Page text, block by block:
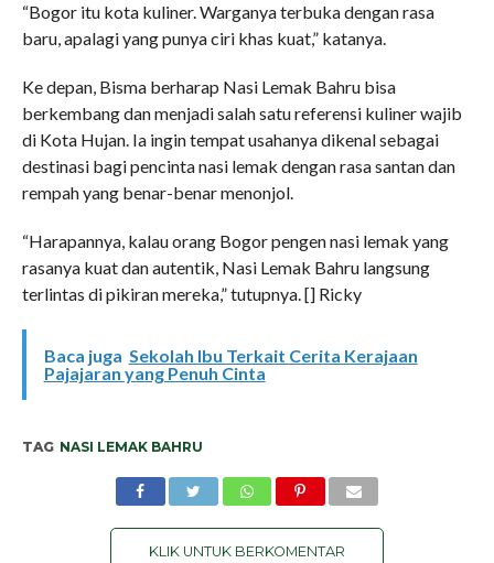
“Bogor itu kota kuliner. Warganya terbuka dengan rasa
baru, apalagi yang punya ciri khas kuat,” katanya.
Ke depan, Bisma berharap Nasi Lemak Bahru bisa
berkembang dan menjadi salah satu referensi kuliner wajib
di Kota Hujan. Ia ingin tempat usahanya dikenal sebagai
destinasi bagi pencinta nasi lemak dengan rasa santan dan
rempah yang benar-benar menonjol.
“Harapannya, kalau orang Bogor pengen nasi lemak yang
rasanya kuat dan autentik, Nasi Lemak Bahru langsung
terlintas di pikiran mereka,” tutupnya. [] Ricky
Baca juga Sekolah Ibu Terkait Cerita Kerajaan
Pajajaran yang Penuh Cinta
TAG NASI LEMAK BAHRU
KLIK UNTUK BERKOMENTAR